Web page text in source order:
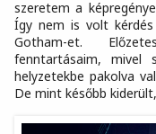
szeretem a
Így nem is volt kérdés
Gotham-et.
fenntartásaim, mivel
helyzetekbe pakolva
De mint később